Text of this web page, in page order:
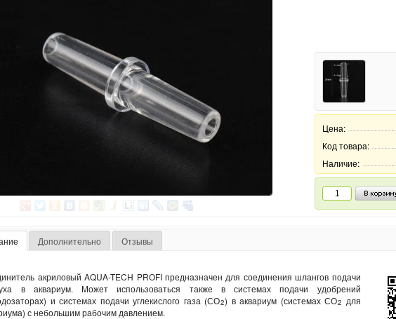
Цена:
Код товара:
Наличие:
Дополнительно Отзывы
акриловый AQUA-TECH PROFI предназначен для соединения шлангов подачи
в аквариум. Может использоваться также в системах подачи удобрений
и системах подачи углекислого газа (СО2) в аквариум (системах СО2 для
с небольшим рабочим давлением.